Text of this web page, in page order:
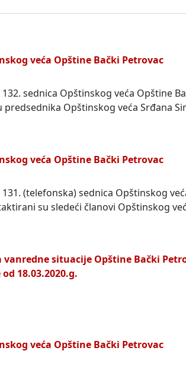
veća Opštine Bački Petrovac
sednica Opštinskog veća Opštine
Opštinskog veća Srđana
veća Opštine Bački Petrovac
(telefonska) sednica Opštinskog
su sledeći članovi Opštinskog
situacije Opštine Bački
18.03.2020.g.
veća Opštine Bački Petrovac